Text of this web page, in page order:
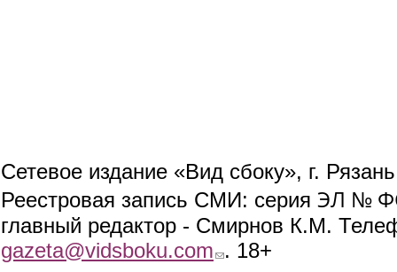
Сетевое издание «Вид сбоку», г.
Реестровая запись СМИ: серия ЭЛ №
главный редактор - Смирнов К.М.
gazeta@vidsboku.com (link sends e-mail)
. 18+